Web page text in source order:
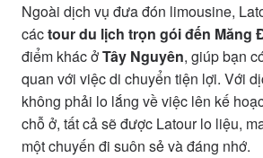
Ngoài dịch vụ đưa đón limousine,
cáctour du lịch trọn gói đến Măng
điểm khác ởTây Nguyên, giúp bạn
quan với việc di chuyển tiện lợi. Với
không phải lo lắng về việc lên kế
chỗ ở, tất cả sẽ được Latour lo liệu,
một chuyến đi suôn sẻ và đáng nhớ.